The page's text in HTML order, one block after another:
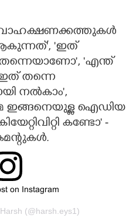
'ഇത്
'എന്ത്
തന്നെ
നൽകാം',
ഇങ്ങനെയുള്ള ഐഡിയ
കണ്ടോ' -
on Instagram
(@harsh.eys1)